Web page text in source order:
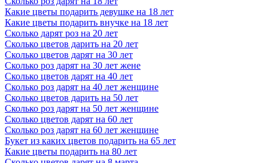
Какие цветы подарить девушке на 18 лет
Какие цветы подарить внучке на 18 лет
Сколько дарят роз на 20 лет
Сколько цветов дарить на 20 лет
Сколько цветов дарят на 30 лет
Сколько роз дарят на 30 лет жене
Сколько цветов дарят на 40 лет
Сколько роз дарят на 40 лет женщине
Сколько цветов дарить на 50 лет
Сколько роз дарят на 50 лет женщине
Сколько цветов дарят на 60 лет
Сколько роз дарят на 60 лет женщине
Букет из каких цветов подарить на 65 лет
Какие цветы подарить на 80 лет
дом, но и поможет вам выразить ваше чувства!
Что подарить?
Сколько цветов в букете можно дарить
Выбирая букет цветов в подарок, мы хотим порадовать
получательницу и донести ей свое отношения и пожелания. И
при выборе букета важное значение имеет количество цветов в
композиции. Прежде всего, помните о традиции дарить
нечетное количество цветов. Хотя, современная флористика
придерживается такого правила, что после двенадцатого
соцветия числовая символика не учитывается. Но всё же лучше
дарить нечетное количество цветов в букете, чтобы не оказаться
в неловкой ситуации. Если следовать правилам нумерологии, то
количество цветов в букете играет огромную роль. Раньше